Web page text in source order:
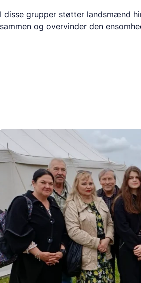
I disse grupper støtter landsmænd
sammen og overvinder den